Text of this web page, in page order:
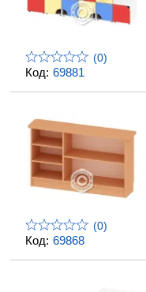
Код: 69881
(0)
Код: 69868
(0)